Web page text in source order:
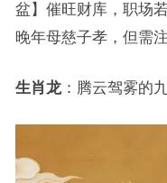
盆】催旺财库，职场
晚年母慈子孝，但需
生肖龙：腾云驾雾的